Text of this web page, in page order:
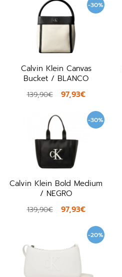
-30%
Calvin Klein Canvas
Bucket / BLANCO
139,90€ 97,93€
-30%
Calvin Klein Bold Medium
/ NEGRO
139,90€ 97,93€
-20%